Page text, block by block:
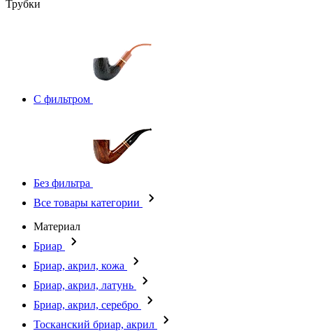
Трубки
С фильтром
Без фильтра
Все товары категории
Материал
Бриар
Бриар, акрил, кожа
Бриар, акрил, латунь
Бриар, акрил, серебро
Тосканский бриар, акрил